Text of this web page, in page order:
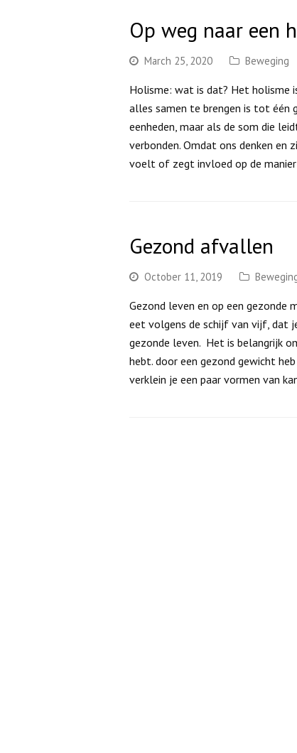
Op weg naar een
March 25, 2020 Beweging
Holisme: wat is dat? Het holisme
alles samen te brengen is tot één
eenheden, maar als de som die
verbonden. Omdat ons denken
voelt of zegt invloed op de
Gezond afvallen
October 11, 2019
Gezond leven en op een
eet volgens de schijf van vijf, dat
gezonde leven. Het is belangrijk
hebt. door een gezond gewicht
verklein je een paar vormen van